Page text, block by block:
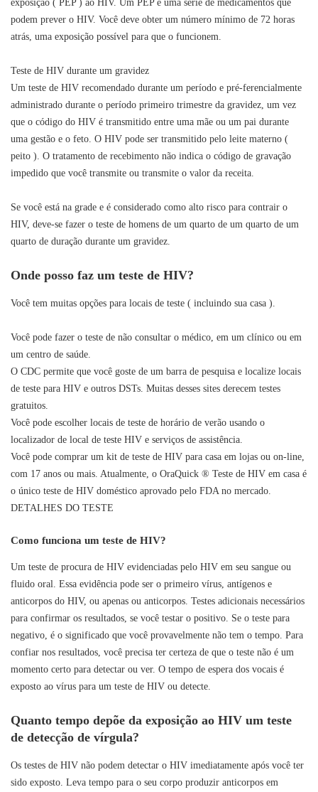
exposição ( PEP ) ao HIV. Um PEP é uma série de medicamentos que
podem prever o HIV. Você deve obter um número mínimo de 72 horas
atrás, uma exposição possível para que o funcionem.
Teste de HIV durante um gravidez
Um teste de HIV recomendado durante um período e pré-ferencialmente
administrado durante o período primeiro trimestre da gravidez, um vez
que o código do HIV é transmitido entre uma mãe ou um pai durante
uma gestão e o feto. O HIV pode ser transmitido pelo leite materno (
peito ). O tratamento de recebimento não indica o código de gravação
impedido que você transmite ou transmite o valor da receita.
Se você está na grade e é considerado como alto risco para contrair o
HIV, deve-se fazer o teste de homens de um quarto de um quarto de um
quarto de duração durante um gravidez.
Onde posso faz um teste de HIV?
Você tem muitas opções para locais de teste ( incluindo sua casa ).
Você pode fazer o teste de não consultar o médico, em um clínico ou em
um centro de saúde.
O CDC permite que você goste de um barra de pesquisa e localize locais
de teste para HIV e outros DSTs. Muitas desses sites derecem testes
gratuitos.
Você pode escolher locais de teste de horário de verão usando o
localizador de local de teste HIV e serviços de assistência.
Você pode comprar um kit de teste de HIV para casa em lojas ou on-line,
com 17 anos ou mais. Atualmente, o OraQuick ® Teste de HIV em casa é
o único teste de HIV doméstico aprovado pelo FDA no mercado.
DETALHES DO TESTE
Como funciona um teste de HIV?
Um teste de procura de HIV evidenciadas pelo HIV em seu sangue ou
fluido oral. Essa evidência pode ser o primeiro vírus, antígenos e
anticorpos do HIV, ou apenas ou anticorpos. Testes adicionais necessários
para confirmar os resultados, se você testar o positivo. Se o teste para
negativo, é o significado que você provavelmente não tem o tempo. Para
confiar nos resultados, você precisa ter certeza de que o teste não é um
momento certo para detectar ou ver. O tempo de espera dos vocais é
exposto ao vírus para um teste de HIV ou detecte.
Quanto tempo depõe da exposição ao HIV um teste
de detecção de vírgula?
Os testes de HIV não podem detectar o HIV imediatamente após você ter
sido exposto. Leva tempo para o seu corpo produzir anticorpos em